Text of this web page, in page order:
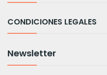
CONDICIONES LEGALES
Newsletter